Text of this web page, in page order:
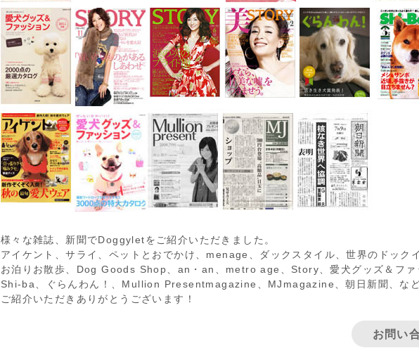
様々な雑誌、新聞でDoggyletをご紹介いただきました。
アイケント、サライ、ペットとおでかけ、menage、ダックスタイル、世界のドック
お泊りお散歩、Dog Goods Shop、an・an、metro age、Story、愛犬グッズ＆ファ
Shi-ba、ぐらんわん！、Mullion Presentmagazine、MJmagazine、朝日新聞、など
ご紹介いただきありがとうございます！
お問い